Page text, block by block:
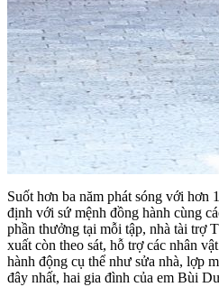
Suốt hơn ba năm phát sóng với hơn
định với sứ mệnh đồng hành cùng
phần thưởng tại mỗi tập, nhà tài trợ
xuất còn theo sát, hỗ trợ các nhân
hành động cụ thể như sửa nhà, lợp
đây nhất, hai gia đình của em Bùi